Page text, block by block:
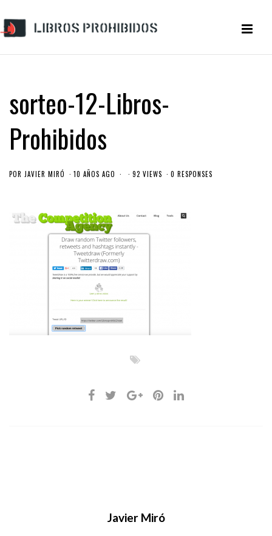
sorteo-12-Libros-
Prohibidos
POR JAVIER MIRÓ 10 AÑOS AGO 92 VIEWS 0 RESPONSES
Javier Miró